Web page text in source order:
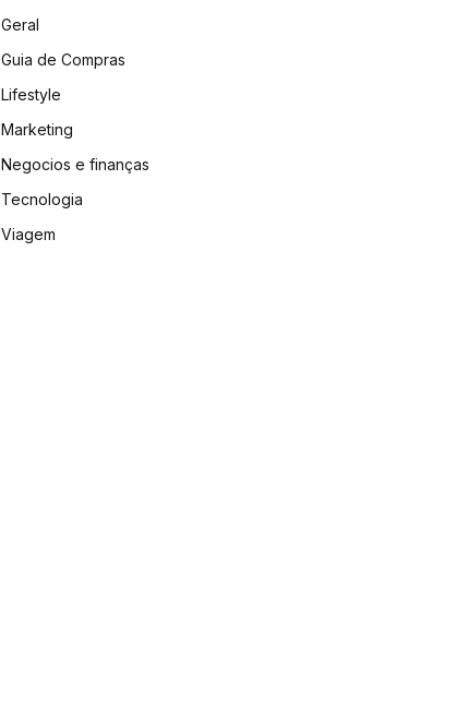
Geral
Guia de Compras
Lifestyle
Marketing
Negocios e finanças
Tecnologia
Viagem